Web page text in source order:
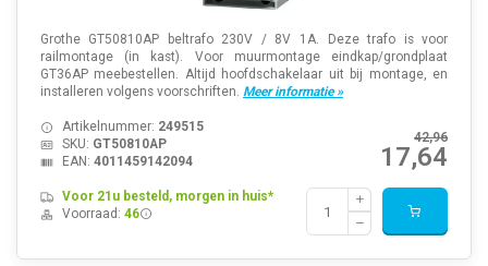
Grothe GT50810AP beltrafo 230V / 8V 1A. Deze trafo is voor
railmontage (in kast). Voor muurmontage eindkap/grondplaat
GT36AP meebestellen. Altijd hoofdschakelaar uit bij montage, en
installeren volgens voorschriften. Meer informatie »
42,96
17,64
Artikelnummer: 249515
SKU: GT50810AP
EAN: 4011459142094
Voor 21u besteld, morgen in huis*
Voorraad: 46